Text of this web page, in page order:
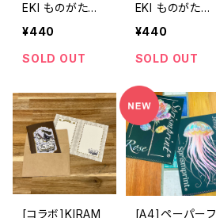
EKI ものがたり
メッセージカー
ed)
¥440
SOLD OUT
EKI ものがたり
メッセージカー
(Green)
¥440
SOLD OUT
[コラボ]KIRAM
[A4]ペーパーフ